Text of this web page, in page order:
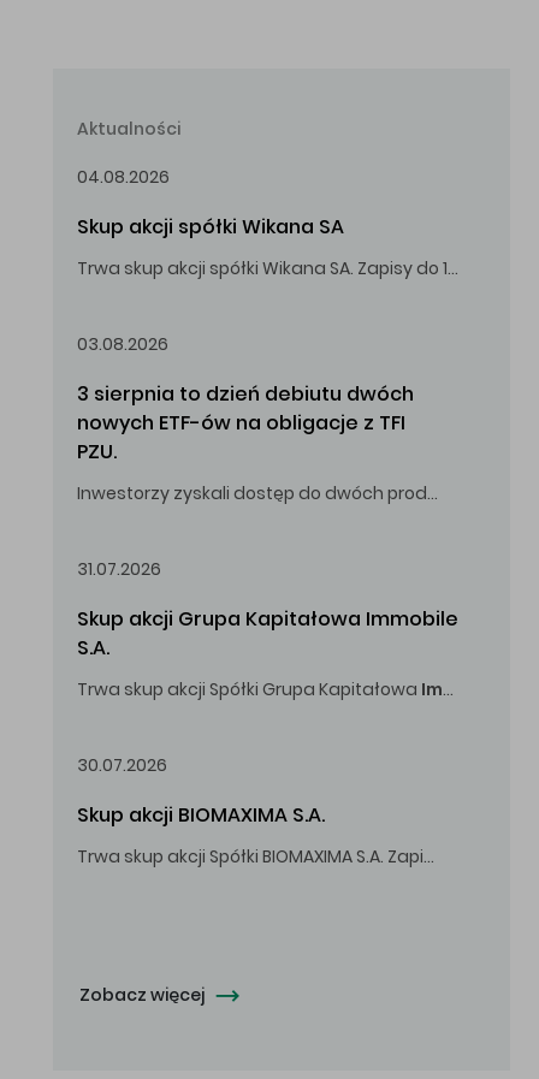
Aktualności
04.08.2026
Skup akcji spółki Wikana SA
Trwa skup akcji spółki Wikana SA. Zapisy do 14.08.2026 r. do godz. 16.00.
03.08.2026
3 sierpnia to dzień debiutu dwóch
nowych ETF-ów na obligacje z TFI
PZU.
Inwestorzy zyskali dostęp do dwóch produktów umożliwiających inwestowanie w obligacje skarbowe.
31.07.2026
Skup akcji Grupa Kapitałowa Immobile
S.A.
Trwa skup akcji Spółki Grupa Kapitałowa Immobile
30.07.2026
Skup akcji BIOMAXIMA S.A.
Trwa skup akcji Spółki BIOMAXIMA S.A. Zapisy do 4 sierpnia 2026 r. do godz. 16.00.
Zobacz więcej